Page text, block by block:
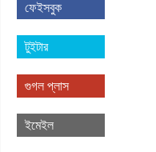
ফেইসবুক
টুইটার
গুগল প্লাস
ইমেইল